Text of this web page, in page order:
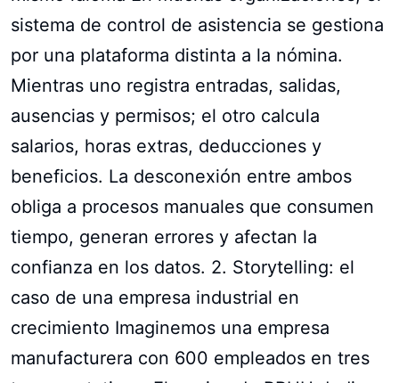
sistema de control de asistencia se gestiona
por una plataforma distinta a la nómina.
Mientras uno registra entradas, salidas,
ausencias y permisos; el otro calcula
salarios, horas extras, deducciones y
beneficios. La desconexión entre ambos
obliga a procesos manuales que consumen
tiempo, generan errores y afectan la
confianza en los datos. 2. Storytelling: el
caso de una empresa industrial en
crecimiento Imaginemos una empresa
manufacturera con 600 empleados en tres